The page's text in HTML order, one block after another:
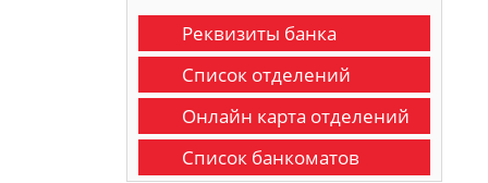
Реквизиты банка
Список отделений
Онлайн карта отделений
Список банкоматов